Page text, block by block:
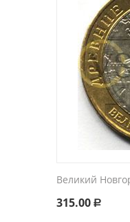
Великий
315.00 Р